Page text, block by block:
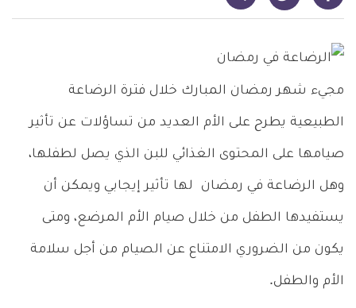
مجيء شهر رمضان المبارك خلال فترة الرضاعة
الطبيعية يطرح على الأم العديد من تساؤلات عن تأثير
صيامها على المحتوى الغذائي للبن الذي يصل لطفلها،
وهل الرضاعة في رمضان لها تأثير إيجابي ويمكن أن
يستفيدها الطفل من خلال صيام الأم المرضع، ومتى
يكون من الضروري الامتناع عن الصيام من أجل سلامة
الأم والطفل.